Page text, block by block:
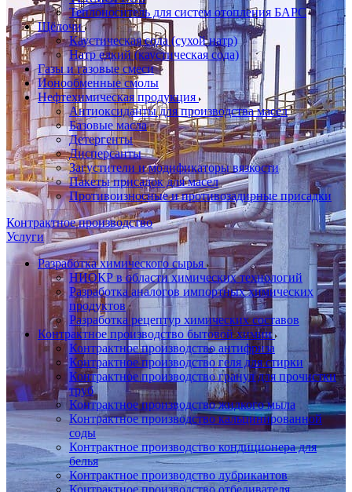
Теплоноситель для систем отопления БАРС
Щёлочи
Каустическая сода (сухой натр)
Натр едкий (каустическая сода)
Газы и газовые смеси
Ионообменные смолы
Нефтехимическая продукция
Антиоксиданты для производства масел
Базовые масла
Детергенты
Дисперсанты
Загустители и модификаторы вязкости
Пакеты присадок для масел
Противоизносные и противозадирные присадки
Контрактное производство
Услуги
Разработка химического сырья
НИОКР в области химических технологий
Разработка аналогов импортных химических
продуктов
Разработка рецептур химических составов
Контрактное производство бытовой химии
Контрактное производство антифриза
Контрактное производство геля для стирки
Контрактное производство гранул для прочистки
труб
Контрактное производство жидкого мыла
Контрактное производство кальцинированной
соды
Контрактное производство кондиционера для
белья
Контрактное производство лубрикантов
Контрактное производство отбеливателя